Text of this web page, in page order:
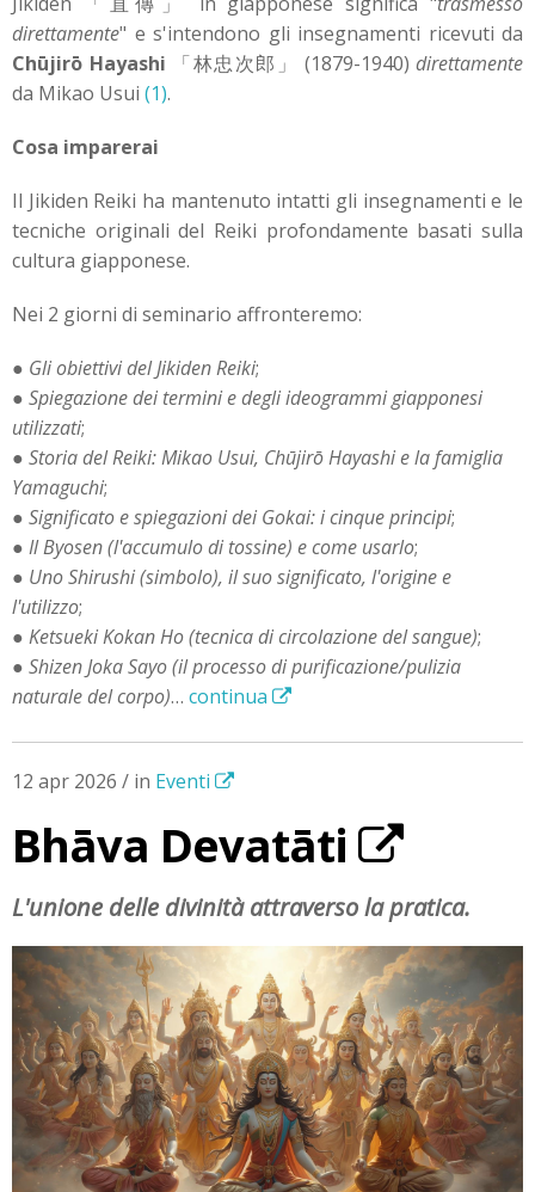
direttamente" e s'intendono gli insegnamenti ricevuti da
Chūjirō Hayashi 「林忠次郎」 (1879-1940) direttamente
da Mikao Usui (1).
Cosa imparerai
Il Jikiden Reiki ha mantenuto intatti gli insegnamenti e le
tecniche originali del Reiki profondamente basati sulla
cultura giapponese.
Nei 2 giorni di seminario affronteremo:
● Gli obiettivi del Jikiden Reiki;
● Spiegazione dei termini e degli ideogrammi giapponesi
utilizzati;
● Storia del Reiki: Mikao Usui, Chūjirō Hayashi e la famiglia
Yamaguchi;
● Significato e spiegazioni dei Gokai: i cinque principi;
● Il Byosen (l'accumulo di tossine) e come usarlo;
● Uno Shirushi (simbolo), il suo significato, l'origine e
l'utilizzo;
● Ketsueki Kokan Ho (tecnica di circolazione del sangue);
● Shizen Joka Sayo (il processo di purificazione/pulizia
naturale del corpo)… continua
12 apr 2026 / in Eventi
Bhāva Devatāti
L'unione delle divinità attraverso la pratica.